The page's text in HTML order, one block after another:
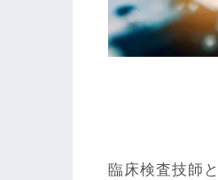
臨床検査技師